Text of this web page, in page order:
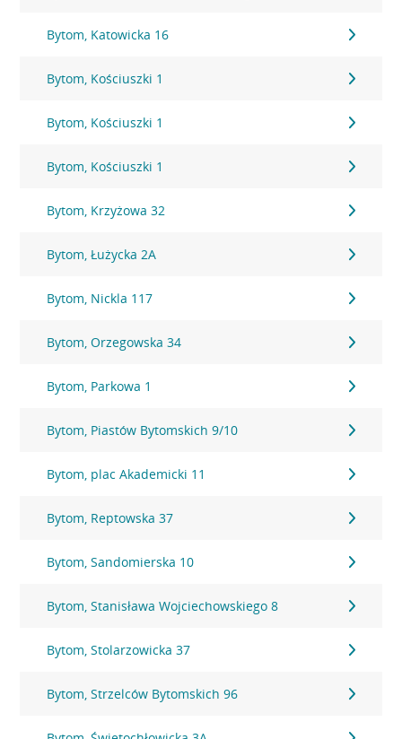
Bytom, Katowicka 16
Bytom, Kościuszki 1
Bytom, Kościuszki 1
Bytom, Kościuszki 1
Bytom, Krzyżowa 32
Bytom, Łużycka 2A
Bytom, Nickla 117
Bytom, Orzegowska 34
Bytom, Parkowa 1
Bytom, Piastów Bytomskich 9/10
Bytom, plac Akademicki 11
Bytom, Reptowska 37
Bytom, Sandomierska 10
Bytom, Stanisława Wojciechowskiego 8
Bytom, Stolarzowicka 37
Bytom, Strzelców Bytomskich 96